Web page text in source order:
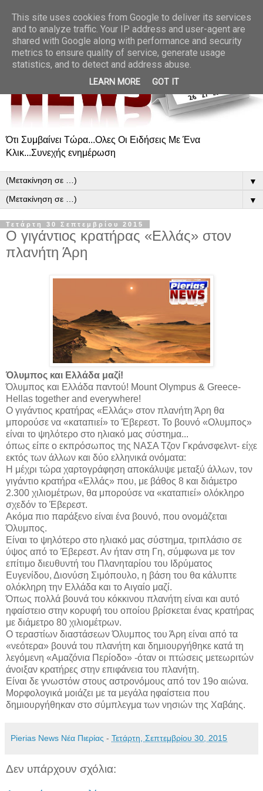
Ότι Συμβαίνει Τώρα...Ολες Οι Ειδήσεις Με Ένα
Κλικ...Συνεχής ενημέρωση
▼
▼
Τετάρτη 30 Σεπτεμβρίου 2015
Ο γιγάντιος κρατήρας «Ελλάς» στον
πλανήτη Άρη
Όλυμπος και Ελλάδα μαζί!
Όλυμπος και Ελλάδα παντού! Mount Olympus & Greece-
Hellas together and everywhere!
Ο γιγάντιος κρατήρας «Ελλάς» στον πλανήτη Άρη θα
μπορούσε να «καταπιεί» το Έβερεστ. Το βουνό «Ολυμπος»
είναι το ψηλότερο στο ηλιακό μας σύστημα...
όπως είπε ο εκπρόσωπος της ΝΑΣΑ Τζον Γκράνσφελντ- είχε
εκτός των άλλων και δύο ελληνικά ονόματα:
Η μέχρι τώρα χαρτογράφηση αποκάλυψε μεταξύ άλλων, τον
γιγάντιο κρατήρα «Ελλάς» που, με βάθος 8 και διάμετρο
2.300 χιλιομέτρων, θα μπορούσε να «καταπιεί» ολόκληρο
σχεδόν το Έβερεστ.
Ακόμα πιο παράξενο είναι ένα βουνό, που ονομάζεται
Όλυμπος.
Είναι το ψηλότερο στο ηλιακό μας σύστημα, τριπλάσιο σε
ύψος από το Έβερεστ. Αν ήταν στη Γη, σύμφωνα με τον
επίτιμο διευθυντή του Πλανηταρίου του Ιδρύματος
Ευγενίδου, Διονύση Σιμόπουλο, η βάση του θα κάλυπτε
ολόκληρη την Ελλάδα και το Αιγαίο μαζί.
Όπως πολλά βουνά του κόκκινου πλανήτη είναι και αυτό
ηφαίστειο στην κορυφή του οποίου βρίσκεται ένας κρατήρας
με διάμετρο 80 χιλιομέτρων.
Ο τεραστίων διαστάσεων Όλυμπος του Άρη είναι από τα
«νεότερα» βουνά του πλανήτη και δημιουργήθηκε κατά τη
λεγόμενη «Αμαζόνια Περίοδο» -όταν οι πτώσεις μετεωριτών
άνοιξαν κρατήρες στην επιφάνεια του πλανήτη.
Είναι δε γνωστόw στους αστρονόμους από τον 19ο αιώνα.
Μορφολογικά μοιάζει με τα μεγάλα ηφαίστεια που
δημιουργήθηκαν στο σύμπλεγμα των νησιών της Χαβάης.
Pierias News Νέα Πιερίας - Τετάρτη, Σεπτεμβρίου 30, 2015
Δεν υπάρχουν σχόλια:
This site uses cookies from Google to deliver its services
and to analyze traffic. Your IP address and user-agent are
shared with Google along with performance and security
metrics to ensure quality of service, generate usage
statistics, and to detect and address abuse.
LEARN MORE GOT IT